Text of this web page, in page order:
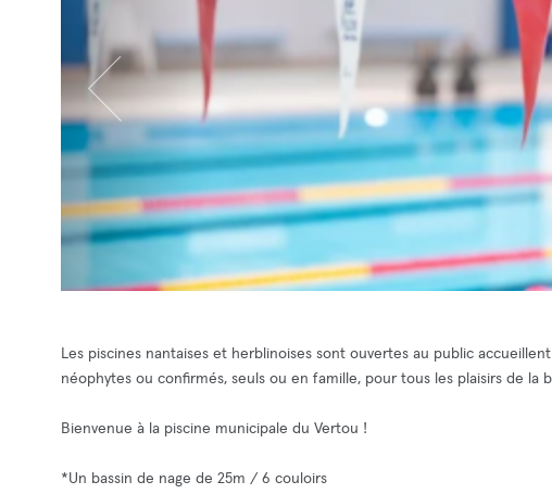
Les piscines nantaises et herblinoises sont ouvertes au public
néophytes ou confirmés, seuls ou en famille, pour tous les plaisirs de la
Bienvenue à la piscine municipale du Vertou !
*Un bassin de nage de 25m / 6 couloirs